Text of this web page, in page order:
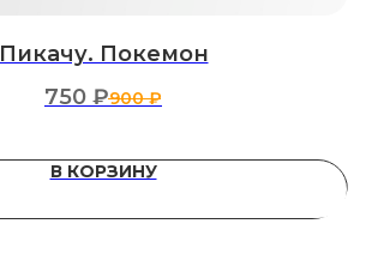
Пикачу. Покемон
750 ₽900 ₽
В КОРЗИНУ